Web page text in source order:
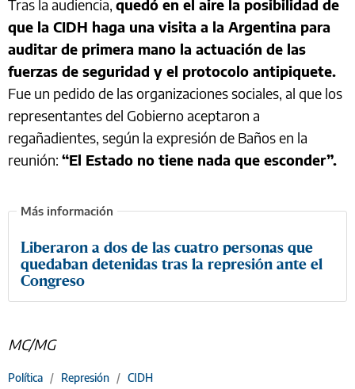
Tras la audiencia, quedó en el aire la posibilidad de
que la CIDH haga una visita a la Argentina para
auditar de primera mano la actuación de las
fuerzas de seguridad y el protocolo antipiquete.
Fue un pedido de las organizaciones sociales, al que los
representantes del Gobierno aceptaron a
regañadientes, según la expresión de Baños en la
reunión: “El Estado no tiene nada que esconder”.
Liberaron a dos de las cuatro personas que
quedaban detenidas tras la represión ante el
Congreso
MC/MG
Política / Represión / CIDH